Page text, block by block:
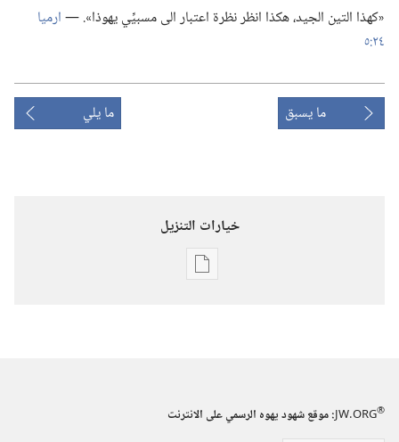
‏«كهذا التين الجيد،‏ هكذا انظر نظرة اعتبار الى مسبيِّي يهوذا».‏ —‏ارميا
٢٤:‏٥
ما يسبق ما يلي
خيارات التنزيل
خيارات
الدراسية)‏
JW.ORG®
:‏ موقع شهود يهوه الرسمي على الانترنت